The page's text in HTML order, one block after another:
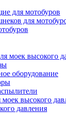
для мотобуров
для
моек высокого
оборудование
высокого
давления